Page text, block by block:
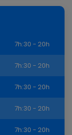
7h:30 - 20h
7h:30 - 20h
7h:30 - 20h
7h:30 - 20h
7h:30 - 20h